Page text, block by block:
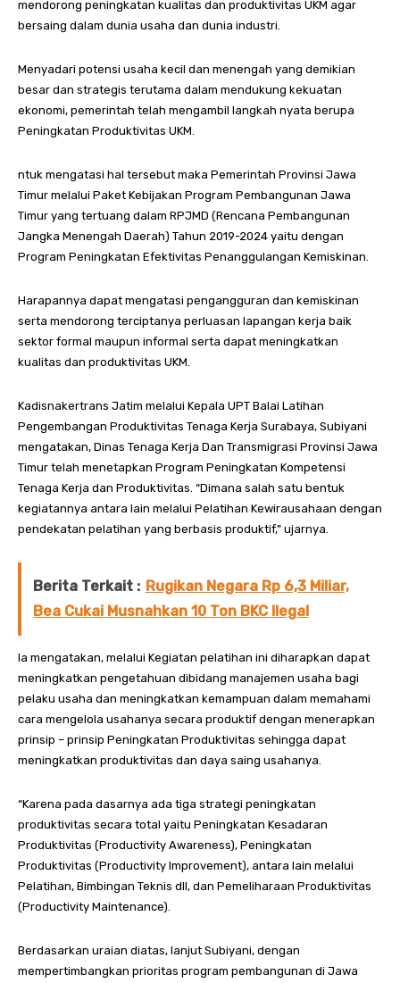
mendorong peningkatan kualitas dan produktivitas UKM agar
bersaing dalam dunia usaha dan dunia industri.
Menyadari potensi usaha kecil dan menengah yang demikian
besar dan strategis terutama dalam mendukung kekuatan
ekonomi, pemerintah telah mengambil langkah nyata berupa
Peningkatan Produktivitas UKM.
ntuk mengatasi hal tersebut maka Pemerintah Provinsi Jawa
Timur melalui Paket Kebijakan Program Pembangunan Jawa
Timur yang tertuang dalam RPJMD (Rencana Pembangunan
Jangka Menengah Daerah) Tahun 2019-2024 yaitu dengan
Program Peningkatan Efektivitas Penanggulangan Kemiskinan.
Harapannya dapat mengatasi pengangguran dan kemiskinan
serta mendorong terciptanya perluasan lapangan kerja baik
sektor formal maupun informal serta dapat meningkatkan
kualitas dan produktivitas UKM.
Kadisnakertrans Jatim melalui Kepala UPT Balai Latihan
Pengembangan Produktivitas Tenaga Kerja Surabaya, Subiyani
mengatakan, Dinas Tenaga Kerja Dan Transmigrasi Provinsi Jawa
Timur telah menetapkan Program Peningkatan Kompetensi
Tenaga Kerja dan Produktivitas. “Dimana salah satu bentuk
kegiatannya antara lain melalui Pelatihan Kewirausahaan dengan
pendekatan pelatihan yang berbasis produktif,” ujarnya.
Berita Terkait : Rugikan Negara Rp 6,3 Miliar,
Bea Cukai Musnahkan 10 Ton BKC Ilegal
Ia mengatakan, melalui Kegiatan pelatihan ini diharapkan dapat
meningkatkan pengetahuan dibidang manajemen usaha bagi
pelaku usaha dan meningkatkan kemampuan dalam memahami
cara mengelola usahanya secara produktif dengan menerapkan
prinsip – prinsip Peningkatan Produktivitas sehingga dapat
meningkatkan produktivitas dan daya saing usahanya.
“Karena pada dasarnya ada tiga strategi peningkatan
produktivitas secara total yaitu Peningkatan Kesadaran
Produktivitas (Productivity Awareness), Peningkatan
Produktivitas (Productivity Improvement), antara lain melalui
Pelatihan, Bimbingan Teknis dll, dan Pemeliharaan Produktivitas
(Productivity Maintenance).
Berdasarkan uraian diatas, lanjut Subiyani, dengan
mempertimbangkan prioritas program pembangunan di Jawa